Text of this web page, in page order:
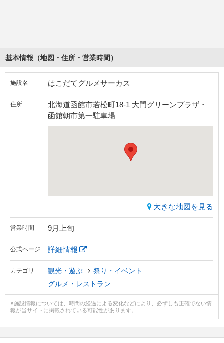
基本情報（地図・住所・営業時間）
施設名 はこだてグルメサーカス
住所
北海道函館市若松町18-1 大門グリーンプラザ・
函館朝市第一駐車場
大きな地図を見る
営業時間 9月上旬
公式ページ 詳細情報
カテゴリ 観光・遊ぶ
祭り・イベント
グルメ・レストラン
※施設情報については、時間の経過による変化などにより、必ずしも正確でない情
報が当サイトに掲載されている可能性があります。